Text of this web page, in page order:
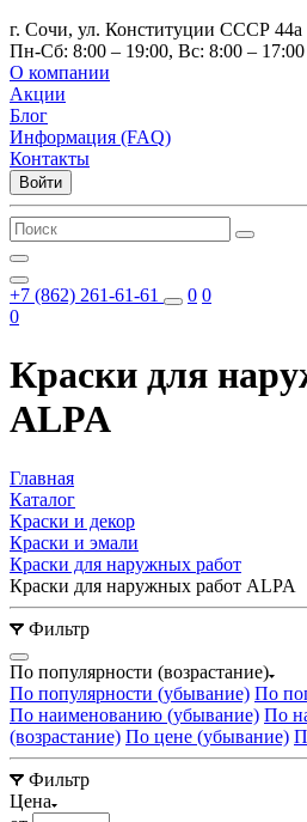
г. Сочи, ул. Конституции СССР 44а
Пн-Сб: 8:00 – 19:00, Вс: 8:00 – 17:00
О компании
Акции
Блог
Информация (FAQ)
Контакты
Войти
+7 (862) 261-61-61 0 0
0
Краски для
ALPA
Главная
Каталог
Краски и декор
Краски и эмали
Краски для наружных работ
Краски для наружных работ ALPA
Фильтр
По популярности (возрастание)
По популярности (убывание) По
По наименованию (убывание) По
(возрастание) По цене (убывание)
Фильтр
Цена